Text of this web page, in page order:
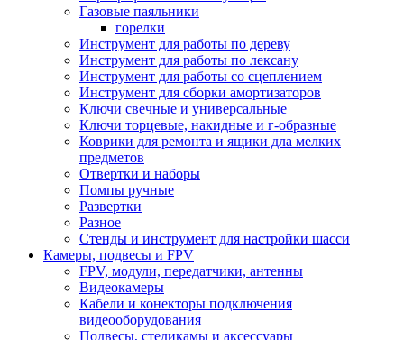
Газовые паяльники
горелки
Инструмент для работы по дереву
Инструмент для работы по лексану
Инструмент для работы со сцеплением
Инструмент для сборки амортизаторов
Ключи свечные и универсальные
Ключи торцевые, накидные и г-образные
Коврики для ремонта и ящики дла мелких
предметов
Отвертки и наборы
Помпы ручные
Развертки
Разное
Стенды и инструмент для настройки шасси
Камеры, подвесы и FPV
FPV, модули, передатчики, антенны
Видеокамеры
Кабели и конекторы подключения
видеооборудования
Подвесы, стедикамы и аксессуары